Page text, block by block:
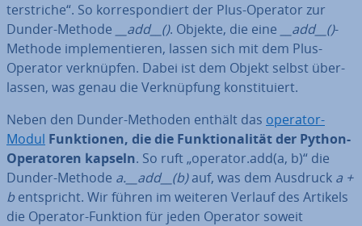
ter­stri­che“. So kor­re­spon­diert der Plus-Operator zur
Dunder-Methode
__add__(). Objekte, die eine __add__()-
Methode im­ple­men­tie­ren, lassen sich mit dem Plus-
Operator ver­knüp­fen. Dabei ist dem Objekt selbst über­
las­sen, was genau die Ver­knüp­fung kon­sti­tu­iert.
Neben den Dunder-Methoden enthält das operator-
Modul Funk­tio­nen, die die Funk­tio­na­li­tät der Python-
Ope­ra­to­ren kapseln. So ruft „operator.add(a, b)“ die
Dunder-Methode a.__add__(b)auf, was dem Ausdruck a +
b ent­spricht. Wir führen im weiteren Verlauf des Artikels
die Operator-Funktion für jeden Operator soweit